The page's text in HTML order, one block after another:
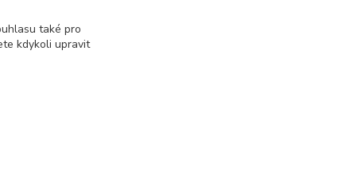
včetně převzetí, šíření či dalšího zpřístupňování
také pro
kdykoli upravit